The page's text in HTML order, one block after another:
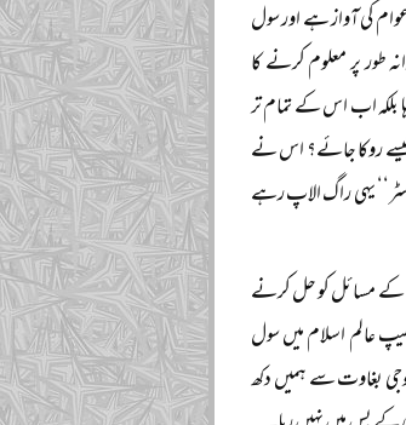
عوام کی آواز ہے اور سول
طور پر معلوم کرنے کا
بلکہ اب اس کے تمام تر
کیسے روکا جائے؟ اس نے
یہی راگ الاپ رہے
کے مسائل کو حل کرنے
عالم اسلام میں سول
بغاوت سے ہمیں دکھ